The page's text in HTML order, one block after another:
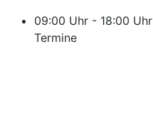
09:00 Uhr - 18:00 Uhr
Termine